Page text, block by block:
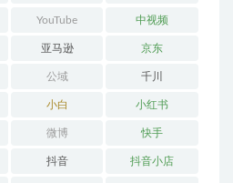
YouTube 中视频
亚马逊 京东
公域 千川
小白 小红书
微博 快手
抖音 抖音小店